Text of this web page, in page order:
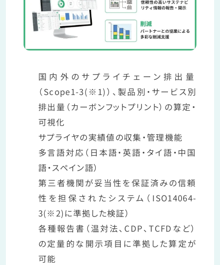
国内外のサプライチェーン排出量
（Scope1-3(※1)）、製品別・サービス別
排出量（カーボンフットプリント）の算定・
可視化
サプライヤの実績値の収集・管理機能
多言語対応（日本語・英語・タイ語・中国
語・スペイン語）
第三者機関が妥当性を保証済みの信頼
性を担保されたシステム（ISO14064-
3(※2)に準拠した検証）
各種報告書（温対法、CDP、TCFDなど）
の定量的な開示項目に準拠した算定が
可能